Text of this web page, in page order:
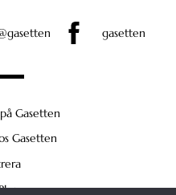
gasetten
Gasetten
Gasetten